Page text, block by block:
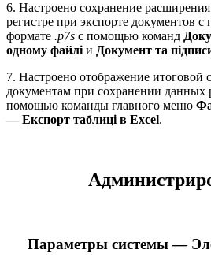
6. Настроено сохранение
регистре при экспорте документов с
формате .p7s с помощью команд
одному файлі и Документ та
7. Настроено отображение итоговой
документам при сохранении данных
помощью команды главного меню
— Експорт таблиці в Excel.
Параметры системы —